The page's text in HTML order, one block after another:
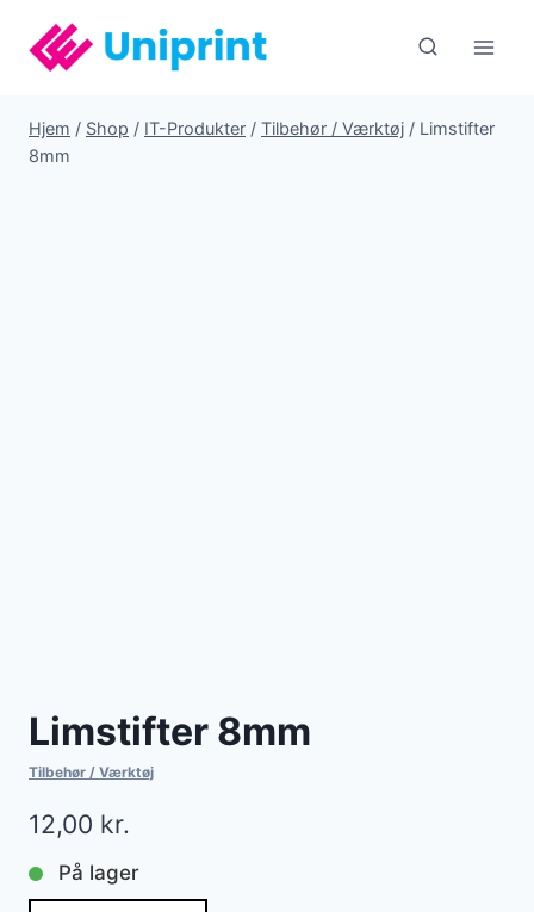
indhold
Hjem / Shop / IT-Produkter / Tilbehør / Værktøj / Limstifter
8mm
Limstifter 8mm
Tilbehør / Værktøj
12,00 kr.
På lager